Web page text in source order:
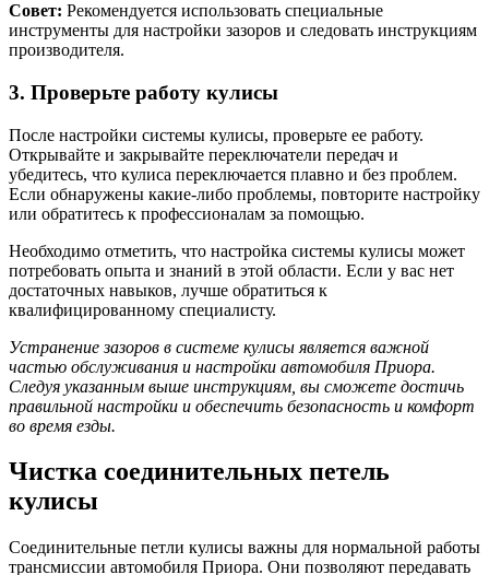
Совет: Рекомендуется использовать специальные
инструменты для настройки зазоров и следовать инструкциям
производителя.
3. Проверьте работу кулисы
После настройки системы кулисы, проверьте ее работу.
Открывайте и закрывайте переключатели передач и
убедитесь, что кулиса переключается плавно и без проблем.
Если обнаружены какие-либо проблемы, повторите настройку
или обратитесь к профессионалам за помощью.
Необходимо отметить, что настройка системы кулисы может
потребовать опыта и знаний в этой области. Если у вас нет
достаточных навыков, лучше обратиться к
квалифицированному специалисту.
Устранение зазоров в системе кулисы является важной
частью обслуживания и настройки автомобиля Приора.
Следуя указанным выше инструкциям, вы сможете достичь
правильной настройки и обеспечить безопасность и комфорт
во время езды.
Чистка соединительных петель
кулисы
Соединительные петли кулисы важны для нормальной работы
трансмиссии автомобиля Приора. Они позволяют передавать